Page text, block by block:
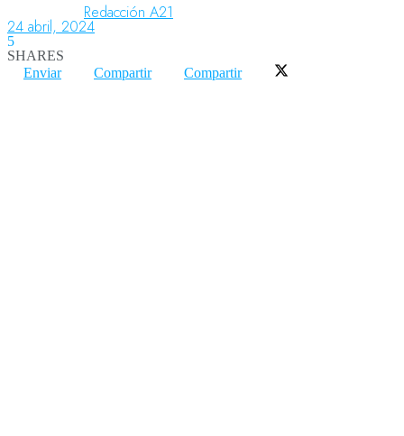
Redacción A21
24 abril, 2024
5
SHARES
Enviar
Compartir Compartir